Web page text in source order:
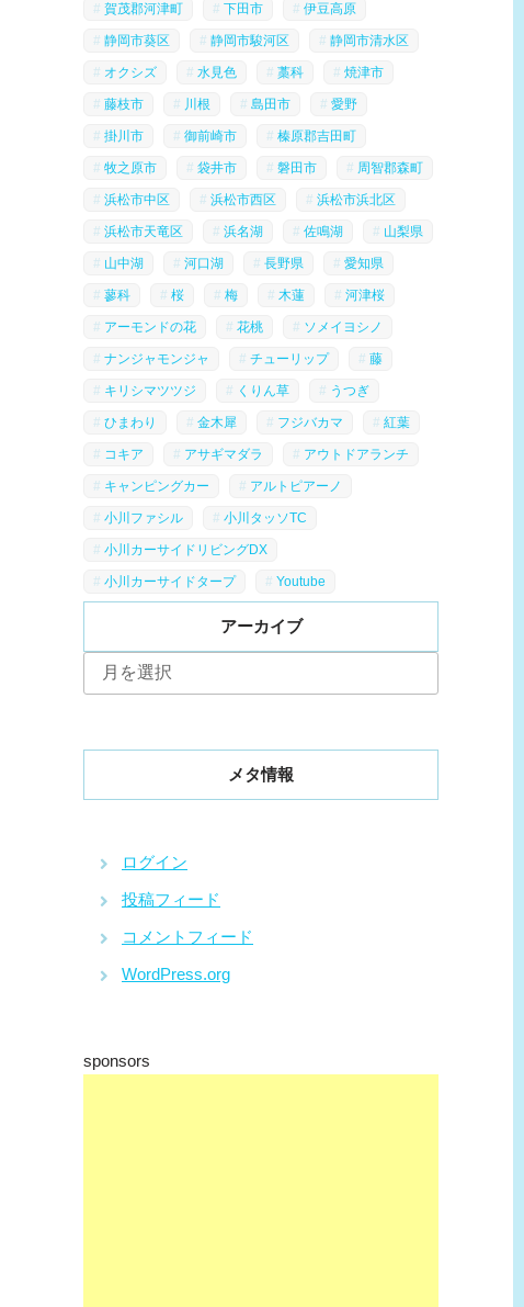
賀茂郡河津町 下田市 伊豆高原
静岡市葵区 静岡市駿河区 静岡市清水区
オクシズ 水見色 藁科 焼津市
藤枝市 川根 島田市 愛野
掛川市 御前崎市 榛原郡吉田町
牧之原市 袋井市 磐田市 周智郡森町
浜松市中区 浜松市西区 浜松市浜北区
浜松市天竜区 浜名湖 佐鳴湖 山梨県
山中湖 河口湖 長野県 愛知県
蓼科 桜 梅 木蓮 河津桜
アーモンドの花 花桃 ソメイヨシノ
ナンジャモンジャ チューリップ 藤
キリシマツツジ くりん草 うつぎ
ひまわり 金木犀 フジバカマ 紅葉
コキア アサギマダラ アウトドアランチ
キャンピングカー アルトピアーノ
小川ファシル 小川タッソTC
小川カーサイドリビングDX
小川カーサイドタープ Youtube
アーカイブ
ー
メタ情報
ログイン
投稿フィード
コメントフィード
WordPress.org
sponsors